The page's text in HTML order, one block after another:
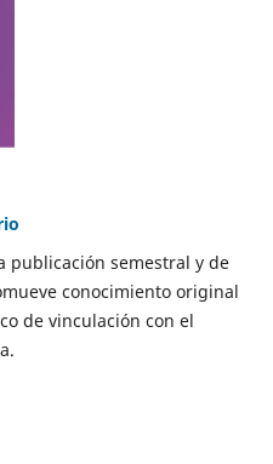
publicación semestral y de
conocimiento original
de vinculación con el